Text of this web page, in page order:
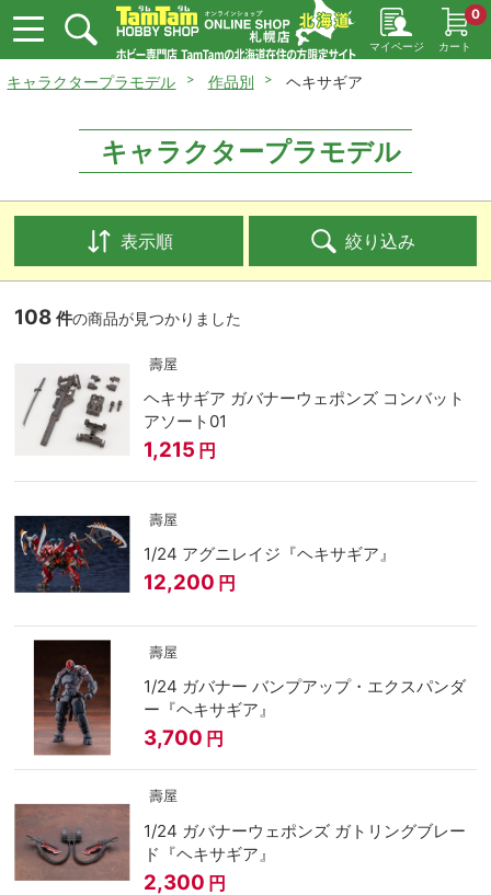
マイページ カート
0
キャラクタープラモデル 作品別 ヘキサギア
キャラクタープラモデル
表示順 絞り込み
108 件の商品が見つかりました
壽屋
ヘキサギア ガバナーウェポンズ コンバット
アソート01
1,215 円
壽屋
1/24 アグニレイジ『ヘキサギア』
12,200 円
壽屋
1/24 ガバナー バンプアップ・エクスパンダ
ー『ヘキサギア』
3,700 円
壽屋
1/24 ガバナーウェポンズ ガトリングブレー
ド『ヘキサギア』
2,300 円